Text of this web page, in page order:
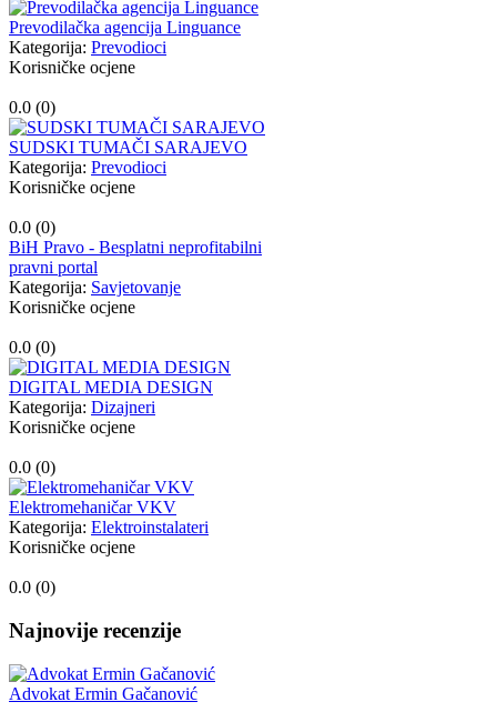
Prevodilačka agencija Linguance
Kategorija: Prevodioci
Korisničke ocjene
0.0 (0)
SUDSKI TUMAČI SARAJEVO
Kategorija: Prevodioci
Korisničke ocjene
0.0 (0)
BiH Pravo - Besplatni neprofitabilni
pravni portal
Kategorija: Savjetovanje
Korisničke ocjene
0.0 (0)
DIGITAL MEDIA DESIGN
Kategorija: Dizajneri
Korisničke ocjene
0.0 (0)
Elektromehaničar VKV
Kategorija: Elektroinstalateri
Korisničke ocjene
0.0 (0)
Najnovije recenzije
Advokat Ermin Gačanović